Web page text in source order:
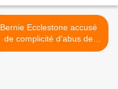
Bernie Ecclestone accusé
de complicité d'abus de
confiance >